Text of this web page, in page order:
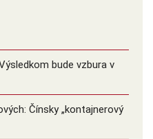
bude vzbura v
Čínsky ️„kontajnerový